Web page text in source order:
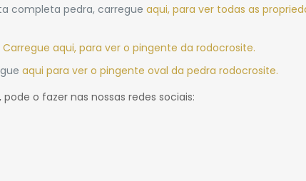
completa pedra, carregueaqui, para ver todas as
Carregue aqui, para ver o pingente da rodocrosite.
aqui para ver o pingente oval da pedra rodocrosite.
o fazer nas nossas redes sociais: